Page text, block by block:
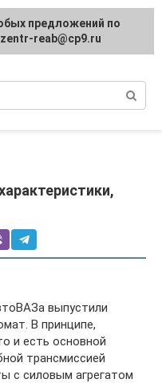
выпустили
В принципе,
и есть основной
трансмиссией
с силовым агрегатом
предложений по
reab@cp9.ru